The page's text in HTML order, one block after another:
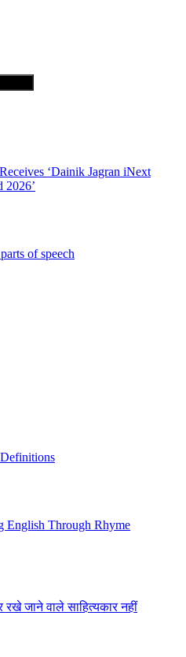
‘Dainik Jagran iNext
2026’
of speech
English Through Rhyme
जाने वाले साहित्यकार नहीं